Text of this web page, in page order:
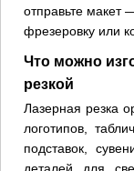
отправьте макет
фрезеровку или
Что можно
резкой
Лазерная резка
логотипов,
подставок,